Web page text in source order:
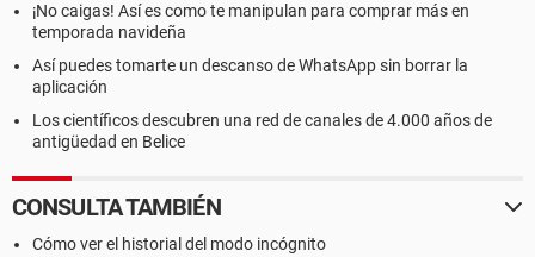
¡No caigas! Así es como te manipulan para comprar más en
temporada navideña
Así puedes tomarte un descanso de WhatsApp sin borrar la
aplicación
Los científicos descubren una red de canales de 4.000 años de
antigüedad en Belice
CONSULTA TAMBIÉN
Cómo ver el historial del modo incógnito